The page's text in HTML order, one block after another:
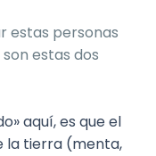
estas personas
estas dos
aquí, es que el
la tierra (menta,